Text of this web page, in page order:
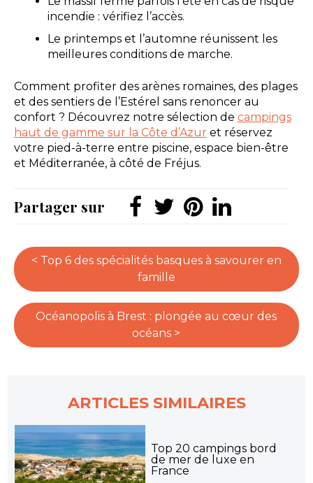
incendie : vérifiez l’accès.
Le printemps et l’automne réunissent les
meilleures conditions de marche.
Comment profiter des arènes romaines, des plages
et des sentiers de l’Estérel sans renoncer au
confort ? Découvrez notre sélection de campings
haut de gamme sur la Côte d’Azuret réservez
votre pied-à-terre entre piscine, espace bien-être
et Méditerranée, à côté de Fréjus.
Partager sur
< Top 6 des spécialités basques à savourer en
famille
Océanopolis à Brest : plongée au cœur des
océans >
ARTICLES SIMILAIRES
Top 20 campings bord
de mer de luxe en
France